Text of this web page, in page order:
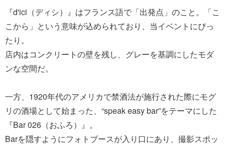
『d'ici（ディシ）』はフランス語で「出発点」のこと。「こ
こから」という意味が込められており、当イベントにぴっ
たり。
店内はコンクリートの壁を残し、グレーを基調にしたモダ
ンな空間だ。
一方、1920年代のアメリカで禁酒法が施行された際にモグ
リの酒場として始まった、“speak easy bar”をテーマにした
『Bar 026（おふろ）』。
Barを隠すようにフォトブースが入り口にあり、撮影スポッ